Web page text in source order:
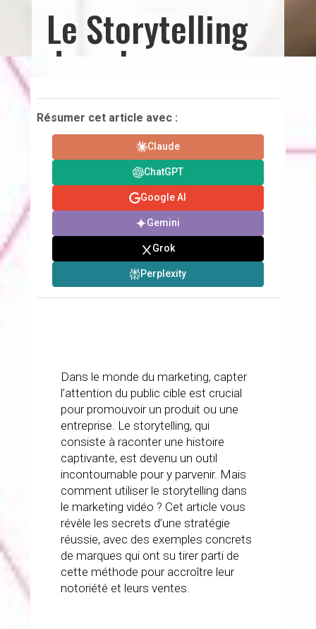
Le Storytelling
dans le
Marketing
Vidéo :
Construire une
Histoire, Vendre
un Produit
Résumer cet article avec :
Claude
ChatGPT
Google AI
Gemini
Grok
Perplexity
Dans le monde du marketing, capter
l’attention du public cible est crucial
pour promouvoir un produit ou une
entreprise. Le storytelling, qui
consiste à raconter une histoire
captivante, est devenu un outil
incontournable pour y parvenir. Mais
comment utiliser le storytelling dans
le marketing vidéo ? Cet article vous
révèle les secrets d’une stratégie
réussie, avec des exemples concrets
de marques qui ont su tirer parti de
cette méthode pour accroître leur
notoriété et leurs ventes.